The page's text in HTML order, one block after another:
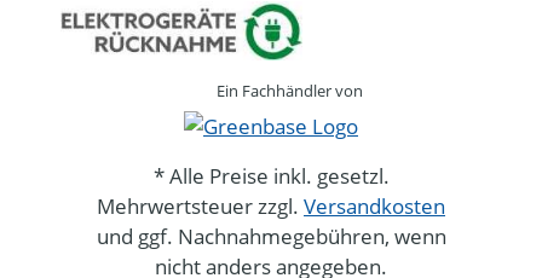
Ein Fachhändler von
* Alle Preise inkl. gesetzl.
Mehrwertsteuer zzgl. Versandkosten
und ggf. Nachnahmegebühren, wenn
nicht anders angegeben.